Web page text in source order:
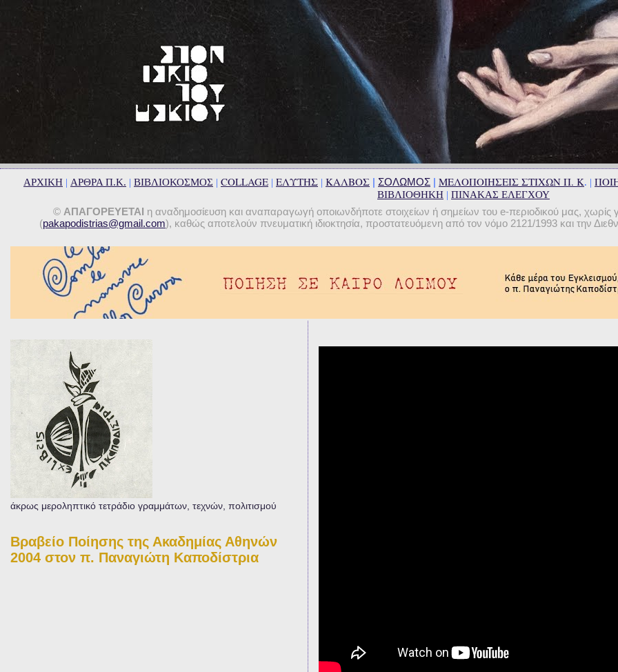
ΑΡΧΙΚΗ | ΑΡΘΡΑ Π.Κ. | ΒΙΒΛΙΟΚΟΣΜΟΣ | COLLAGE | ΕΛΥΤΗΣ | ΚΑΛΒΟΣ | ΣΟΛΩΜΟΣ | ΜΕΛΟΠΟΙΗΣΕΙΣ ΣΤΙΧΩΝ Π. Κ. |
ΒΙΒΛΙΟΘΗΚΗ | ΠΙΝΑΚΑΣ ΕΛΕΓΧΟΥ
© ΑΠΑΓΟΡΕΥΕΤΑΙ η αναδημοσίευση και αναπαραγωγή οποιωνδήποτε στοιχείων ή σημείων του e-περιοδικού μας,
(pakapodistrias@gmail.com), καθώς αποτελούν πνευματική ιδιοκτησία, προστατευόμενη από τον νόμο 2121/1993 και την
άκρως μεροληπτικό τετράδιο γραμμάτων, τεχνών, πολιτισμού
Βραβείο Ποίησης της Ακαδημίας Αθηνών
2004 στον π. Παναγιώτη Καποδίστρια